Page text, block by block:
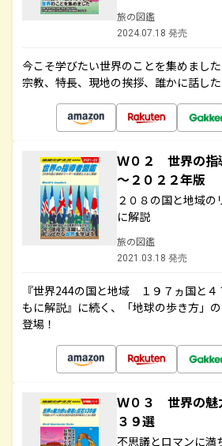
旅の図鑑
2024.07.18 発売
今こそ学びたい世界のことを集めました
宗教、特長、現地の挨拶、誰かに話した
Ｗ０２ 世界の指
～２０２２年版
２０８の国と地域の
に解説
旅の図鑑
2021.03.18 発売
『世界244の国と地域 １９７ヵ国と４
もに解説』に続く、「地球の歩き方」
登場！
Ｗ０３ 世界の魅
３９選
不思議とロマンに満